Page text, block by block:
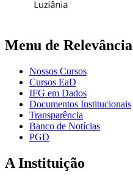
Menu de Relevância
Nossos Cursos
Cursos EaD
IFG em Dados
Documentos Institucionais
Transparência
Banco de Notícias
PGD
A Instituição